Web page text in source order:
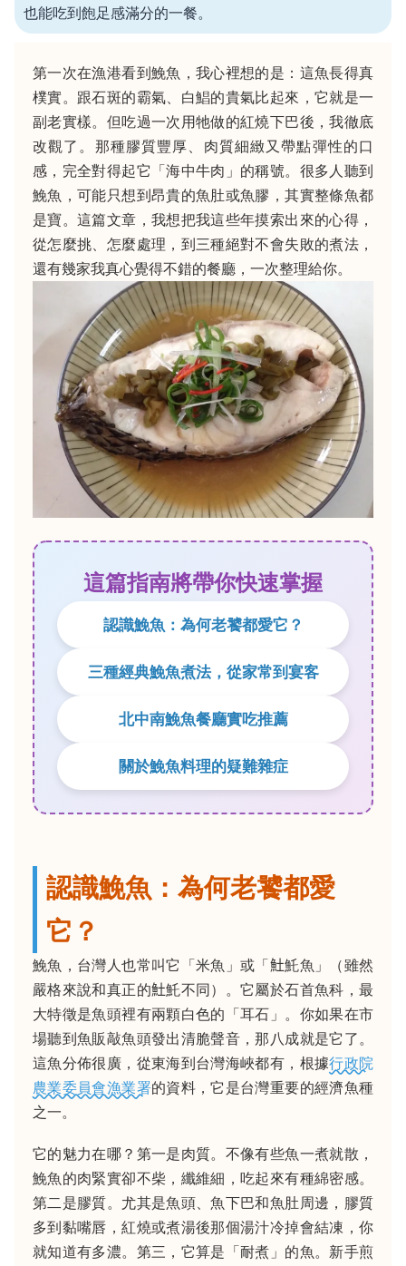
也能吃到飽足感滿分的一餐。
第一次在漁港看到鮸魚，我心裡想的是：這魚長得真
樸實。跟石斑的霸氣、白鯧的貴氣比起來，它就是一
副老實樣。但吃過一次用牠做的紅燒下巴後，我徹底
改觀了。那種膠質豐厚、肉質細緻又帶點彈性的口
感，完全對得起它「海中牛肉」的稱號。很多人聽到
鮸魚，可能只想到昂貴的魚肚或魚膠，其實整條魚都
是寶。這篇文章，我想把我這些年摸索出來的心得，
從怎麼挑、怎麼處理，到三種絕對不會失敗的煮法，
還有幾家我真心覺得不錯的餐廳，一次整理給你。
這篇指南將帶你快速掌握
認識鮸魚：為何老饕都愛它？
三種經典鮸魚煮法，從家常到宴客
北中南鮸魚餐廳實吃推薦
關於鮸魚料理的疑難雜症
認識鮸魚：為何老饕都愛
它？
鮸魚，台灣人也常叫它「米魚」或「𩵚魠魚」（雖然
嚴格來說和真正的𩵚魠不同）。它屬於石首魚科，最
大特徵是魚頭裡有兩顆白色的「耳石」。你如果在市
場聽到魚販敲魚頭發出清脆聲音，那八成就是它了。
這魚分佈很廣，從東海到台灣海峽都有，根據行政院
農業委員會漁業署的資料，它是台灣重要的經濟魚種
之一。
它的魅力在哪？第一是肉質。不像有些魚一煮就散，
鮸魚的肉緊實卻不柴，纖維細，吃起來有種綿密感。
第二是膠質。尤其是魚頭、魚下巴和魚肚周邊，膠質
多到黏嘴唇，紅燒或煮湯後那個湯汁冷掉會結凍，你
就知道有多濃。第三，它算是「耐煮」的魚。新手煎